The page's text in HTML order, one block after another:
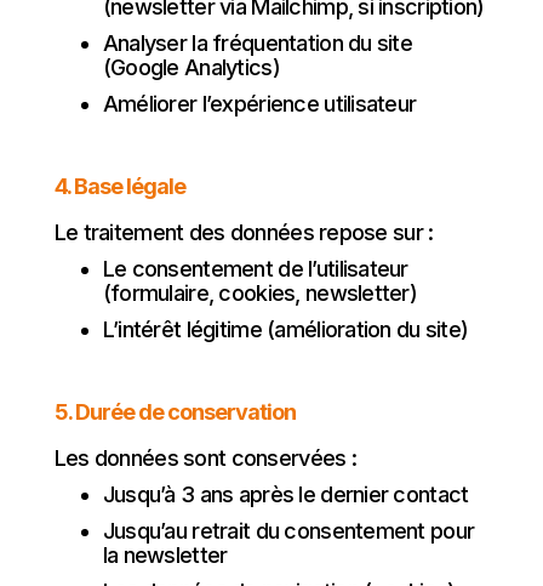
(newsletter via Mailchimp, si inscription)
Analyser la fréquentation du site
(Google Analytics)
Améliorer l’expérience utilisateur
4. Base légale
Le traitement des données repose sur :
Le consentement de l’utilisateur
(formulaire, cookies, newsletter)
L’intérêt légitime (amélioration du site)
5. Durée de conservation
Les données sont conservées :
Jusqu’à 3 ans après le dernier contact
Jusqu’au retrait du consentement pour
la newsletter